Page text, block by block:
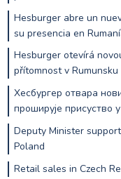
Hesburger abre un
su presencia en
Hesburger otevírá
přítomnost v Rumunsku
Хесбургер отвара
проширује присуство
Deputy Minister
Poland
Retail sales in Czech